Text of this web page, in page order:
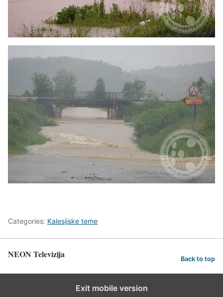
Categories: Kalesijske teme
NEON Televizija Back to top
Exit mobile version